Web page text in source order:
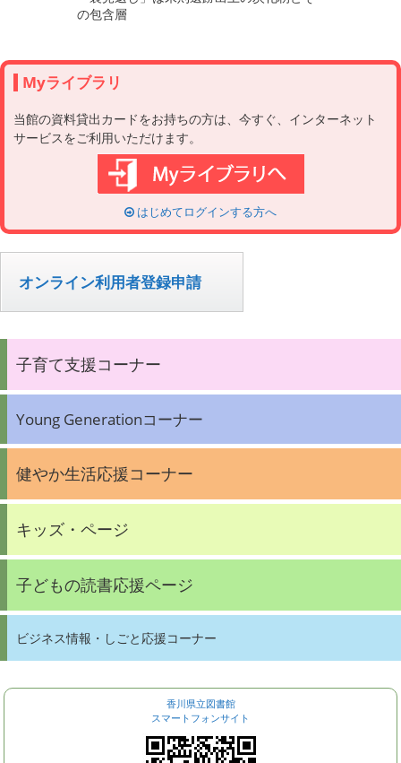
Myライブラリ
当館の資料貸出カードをお持ちの方は、今すぐ、インターネット
サービスをご利用いただけます。
はじめてログインする方へ
オンライン利用者登録申請
子育て支援コーナー
Young Generationコーナー
健やか生活応援コーナー
キッズ・ページ
子どもの読書応援ページ
ビジネス情報・しごと応援コーナー
香川県立図書館
スマートフォンサイト